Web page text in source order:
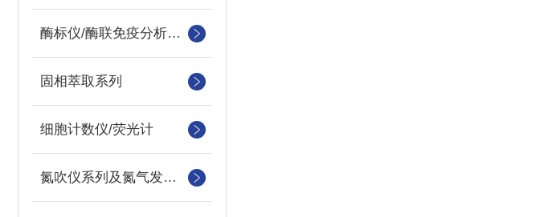
酶标仪/酶联免疫分析仪及洗板机
固相萃取系列
细胞计数仪/荧光计
氮吹仪系列及氮气发生器